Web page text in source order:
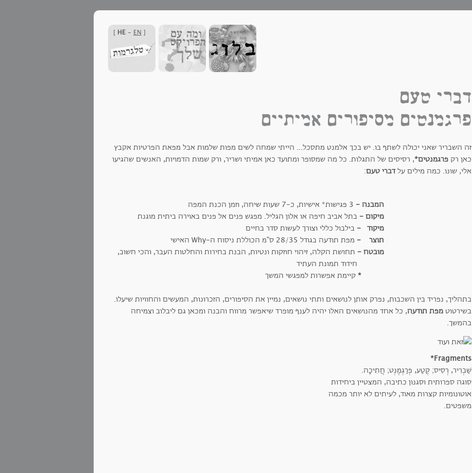
[
HE - EN
]
דברי טעם
פרגמנטים מסיפורים אמיתיים
זה השבריר שאני יכולה לשתף בו. יש בכך אלמנט מתסכל... הייתי שמחה לשים מפות שלמות אבל מפאת הפרטיות אקבץ
כאן רק פרגמנטים*, רסיסים של התגלות. כל מה שמסופר ומתועד כאן אמיתי ושריר, ורק שמות הדמויות, האנשים שהגיעו
אלי, שונו. כמה מילים עלדברי טעם:
המבנה -
מיקום - בתל אביב חיפה או אלון הגליל. מפגש פנים אל פנים באוירה ביתית מוגנת
מיקוד - בילבול כללי וצורך לעשות סדר בחיים
תוצר - מפת תודעה בגודל 28/35 ס"מ הכוללת ניסוח ה-Why האישי
מובטח - תחושת הקלה, זיהוי חוזקות ונטיות, הבנת בחירות והחלטות העבר, והכי חשוב,
חידוד תמונת העתיד
* קיימת אפשרות למפגשי המשך
בתהליך, נפריד בין השכבות, נפרק אותן לנושאים ותתי נושאים, נמיין את הסיפורים, הזכרונות, המעשים והחוויות שיעלו.
בשירטוט מפת תודעה, כל אחד מהנושאים האלו יהיה לענף מופרד שיאפשר מרווח והבנה ומכאן גם ליבלוב וצמיחה
בהמשך.
Fragments*
שַׁבְרִיר, רְסִיס; קֶטַע, פְרַגְמֶנְט; חֲתִיכָה.
סוגה ספרותית וסגנון כתיבה, המצטיין ביחידות
אוטונומיות קצרות מאוד, לעיתים לא יותר מכמה
משפטים.